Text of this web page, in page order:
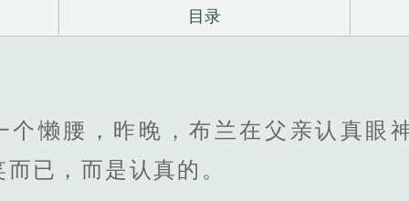
目录
个懒腰，昨晚，布兰在父亲认真眼
已，而是认真的。